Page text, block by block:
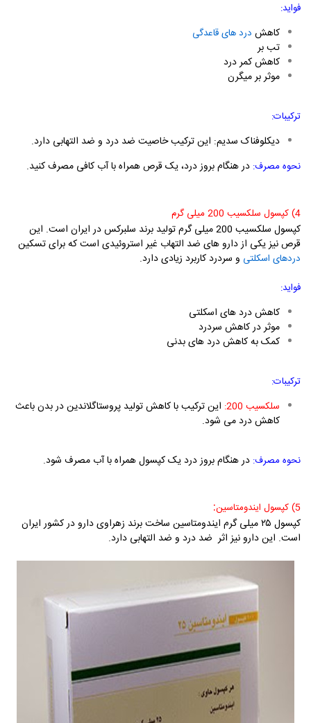
فواید:
کاهش درد های قاعدگی
تب بر
کاهش کمر درد
موثر بر میگرن
ترکیبات:
دیکلوفناک سدیم: این ترکیب خاصیت ضد درد و ضد التهابی دارد.
نحوه مصرف: در هنگام بروز درد، یک قرص همراه با آب کافی مصرف کنید.
4) کپسول سلکسیب 200 میلی گرم
کپسول سلکسیب 200 میلی گرم تولید برند سلبرکس در ایران است. این
قرص نیز یکی از دارو های ضد التهاب غیر استروئیدی است کهبرای تسکین
دردهای اسکلتی و سردرد کاربرد زیادی دارد.
فواید:
کاهش درد های اسکلتی
موثر در کاهش سردرد
کمک به کاهش درد های بدنی
ترکیبات:
سلکسیب 200:
این ترکیب با کاهش تولید پروستاگلاندين در بدن باعث
کاهش درد می شود.
نحوه مصرف: در هنگام بروز درد یک کپسول همراه با آب مصرف شود.
5) کپسول ایندومتاسین :
کپسول ۲۵ میلی گرم ایندومتاسین ساخت برند زهراوی دارو در کشور ایران
است. این دارو نیز اثر ضد درد و ضد التهابی دارد.